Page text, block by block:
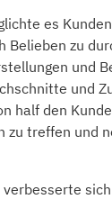
es
Belieben zu
und
und
half den
zu treffen und